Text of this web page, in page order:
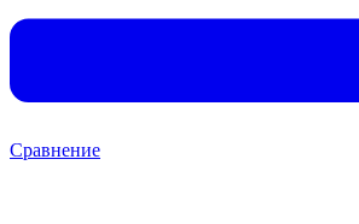
Сравнение